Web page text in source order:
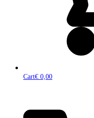
Cart€ 0,00